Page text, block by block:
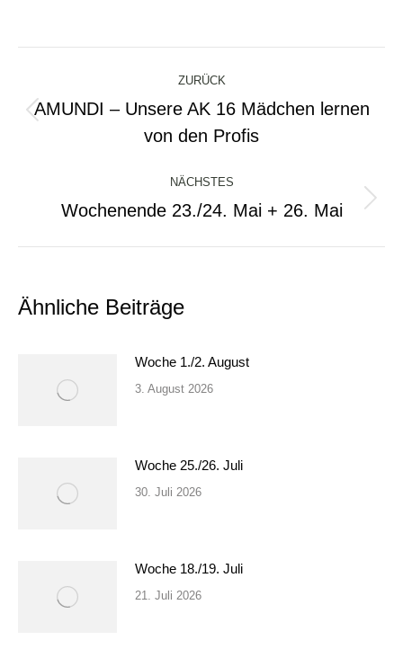
Kommentarnavigation
ZURÜCK
Beitrag:
AMUNDI – Unsere AK 16 Mädchen lernen
von den Profis
NÄCHSTES
Nächster
Wochenende 23./24. Mai + 26. Mai
Ähnliche Beiträge
Woche 1./2. August
3. August 2026
Woche 25./26. Juli
30. Juli 2026
Woche 18./19. Juli
21. Juli 2026